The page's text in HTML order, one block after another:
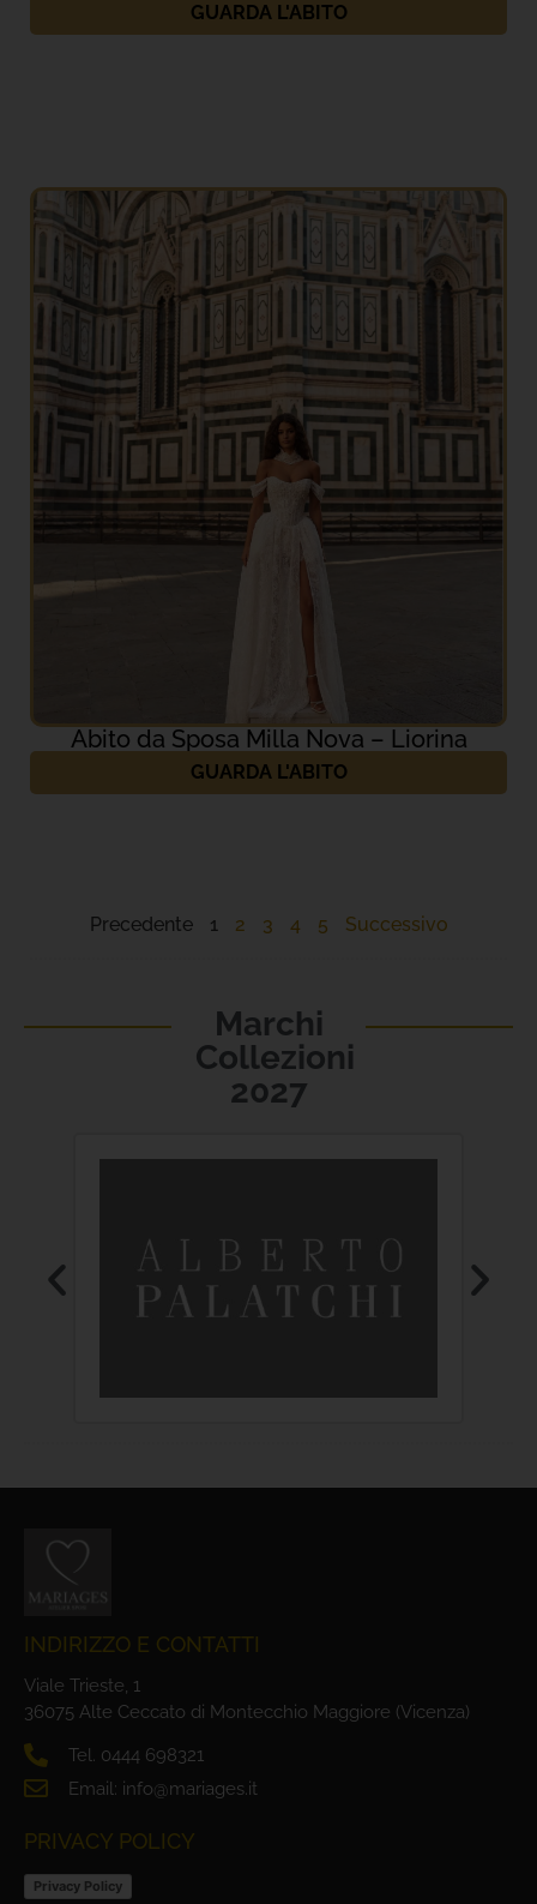
GUARDA L'ABITO
Abito da Sposa Milla Nova – Liorina
GUARDA L'ABITO
Precedente 1 2 3 4 5 Successivo
Marchi
Collezioni
2027
INDIRIZZO E CONTATTI
Viale Trieste, 1
36075 Alte Ceccato di Montecchio Maggiore (Vicenza)
Tel. 0444 698321
Email: info@mariages.it
PRIVACY POLICY
Privacy Policy